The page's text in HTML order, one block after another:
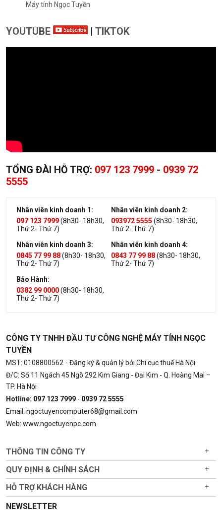
Máy tính Ngọc Tuyền
YOUTUBE | TIKTOK
TỔNG ĐÀI HỖ TRỢ: 097 123 7999 - 0939 72
5555
Nhân viên kinh doanh 1:
097 123 7999(8h30- 18h30,
Thứ 2- Thứ 7)
Nhân viên kinh doanh 2:
093972 5555 (8h30- 18h30,
Thứ 2- Thứ 7)
Nhân viên kinh doanh 3:
0845 77 99 88(8h30- 18h30,
Thứ 2- Thứ 7)
Nhân viên kinh doanh 4:
0843 77 99 88(8h30- 18h30,
Thứ 2- Thứ 7)
Bảo Hành:
0382 99 0000(8h30- 18h30,
Thứ 2- Thứ 7)
CÔNG TY TNHH ĐẦU TƯ CÔNG NGHỆ MÁY TÍNH NGỌC
TUYỀN
MST: 0108800562 - Đăng ký & quản lý bởi Chi cục thuế Hà Nội
Đ/C: Số 11 Ngách 45 Ngõ 292 Kim Giang - Đại Kim - Q. Hoàng Mai –
TP. Hà Nội
Hotline: 097 123 7999 - 0939 72 5555
Email: ngoctuyencomputer68@gmail.com
Web: www.ngoctuyenpc.com
THÔNG TIN CÔNG TY +
QUY ĐỊNH & CHÍNH SÁCH +
HỖ TRỢ KHÁCH HÀNG +
NEWSLETTER